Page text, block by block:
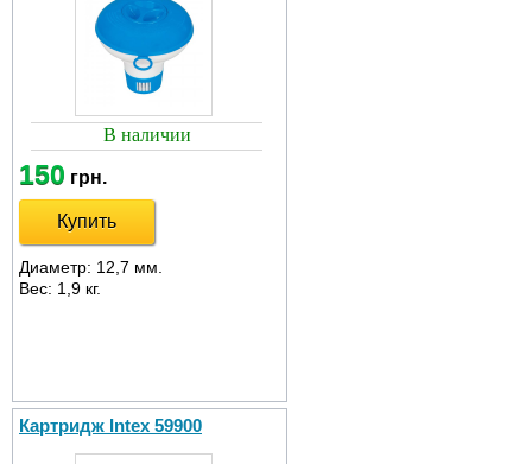
В наличии
150 грн.
Купить
Диаметр: 12,7 мм.
Вес: 1,9 кг.
Картридж Intex 59900